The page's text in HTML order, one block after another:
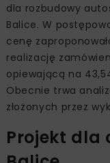
dla rozbudowy
Balice. W
cenę
realizację
opiewającą na
Obecnie trwa
złożonych przez
Projekt dla